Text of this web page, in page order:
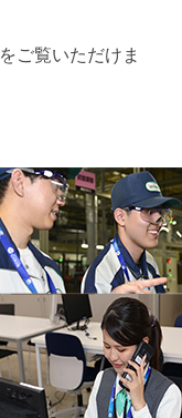
ご覧いただけま